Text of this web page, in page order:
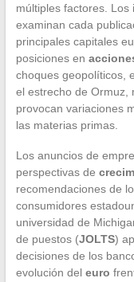
múltiples factores.
examinan cada
principales capitales
posiciones en
choques geopolíticos,
el estrecho de Ormuz,
provocan variaciones
las materias primas.
Los anuncios de
perspectivas de
recomendaciones de
consumidores
universidad de
de puestos (JOLTS)
decisiones de los
evolución del euro